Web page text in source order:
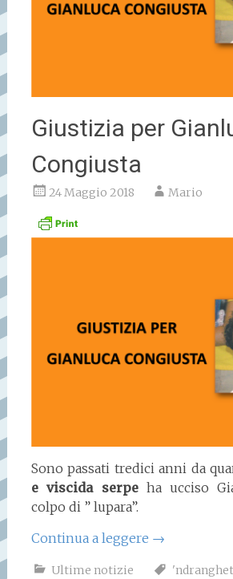
Giustizia per
Congiusta
24 Maggio 2018 Mario
Sono passati tredici anni da
e viscida serpeha ucciso
colpo di ” lupara”.
Continua a leggere →
Ultime notizie